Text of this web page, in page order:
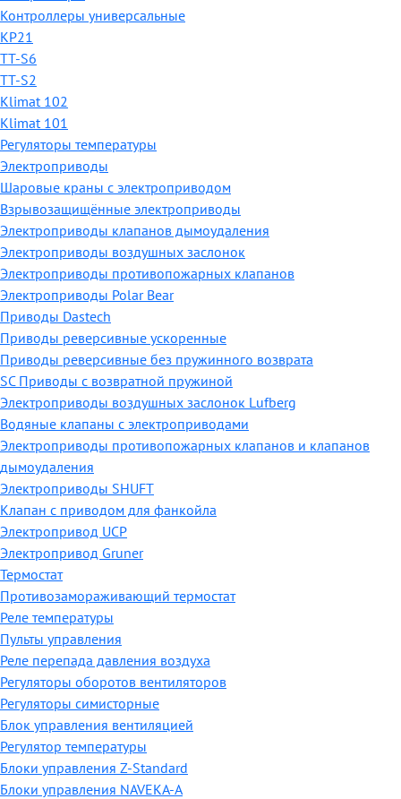
Контроллеры универсальные
КР21
TT-S6
TT-S2
Klimat 102
Klimat 101
Регуляторы температуры
Электроприводы
Шаровые краны с электроприводом
Взрывозащищённые электроприводы
Электроприводы клапанов дымоудаления
Электроприводы воздушных заслонок
Электроприводы противопожарных клапанов
Электроприводы Polar Bear
Приводы Dastech
Приводы реверсивные ускоренные
Приводы реверсивные без пружинного возврата
SC Приводы с возвратной пружиной
Электроприводы воздушных заслонок Lufberg
Водяные клапаны с электроприводами
Электроприводы противопожарных клапанов и клапанов
дымоудаления
Электроприводы SHUFT
Клапан с приводом для фанкойла
Электропривод UCP
Электропривод Gruner
Термостат
Противозамораживающий термостат
Реле температуры
Пульты управления
Реле перепада давления воздуха
Регуляторы оборотов вентиляторов
Регуляторы симисторные
Блок управления вентиляцией
Регулятор температуры
Блоки управления Z-Standard
Блоки управления NAVEKA-A